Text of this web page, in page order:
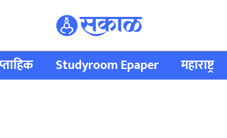
Studyroom Epaper महाराष्ट्र